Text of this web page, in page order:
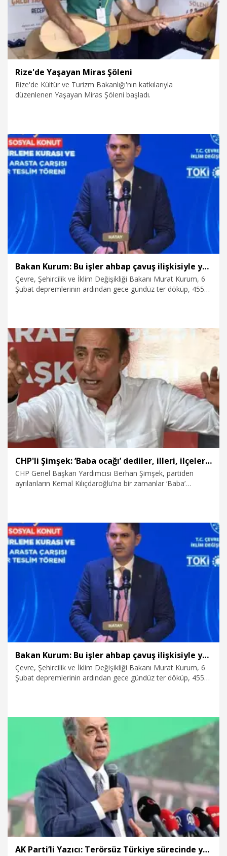
Rize'de Yaşayan Miras Şöleni
Rize'de Kültür ve Turizm Bakanlığı'nın katkılarıyla
düzenlenen Yaşayan Miras Şöleni başladı.
7.08.2026 Kültür&Sanat
Bakan Kurum: Bu işler ahbap çavuş ilişkisiyle yürümez
Çevre, Şehircilik ve İklim Değişikliği Bakanı Murat Kurum, 6
Şubat depremlerinin ardından gece gündüz ter döküp, 455
7.08.2026 Video
CHP'li Şimşek: ‘Baba ocağı’ dediler, illeri, ilçeleri paramparça edip gittiler
CHP Genel Başkan Yardımcısı Berhan Şimşek, partiden
ayrılanların Kemal Kılıçdaroğlu’na bir zamanlar ‘Baba’
7.08.2026 Politika
Bakan Kurum: Bu işler ahbap çavuş ilişkisiyle yürümez
Çevre, Şehircilik ve İklim Değişikliği Bakanı Murat Kurum, 6
Şubat depremlerinin ardından gece gündüz ter döküp, 455
Politika
AK Parti’li Yazıcı: Terörsüz Türkiye sürecinde yeni bir safhaya girdik